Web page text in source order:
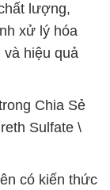
lượng,
xử lý hóa
hiệu quả
Chia Sẻ
Sulfate \
có kiến thức